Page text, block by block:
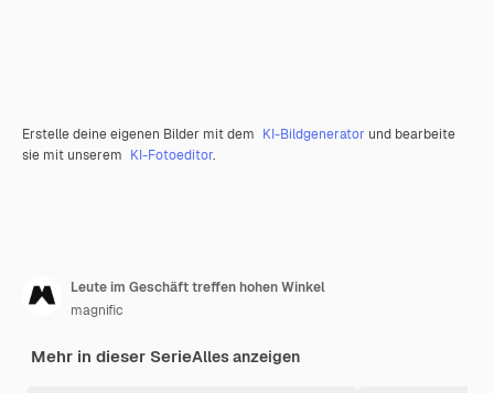
Erstelle deine eigenen Bilder mit dem KI-Bildgenerator und bearbeite
sie mit unserem KI-Fotoeditor.
Leute im Geschäft treffen hohen Winkel
magnific
Mehr in dieser SerieAlles anzeigen